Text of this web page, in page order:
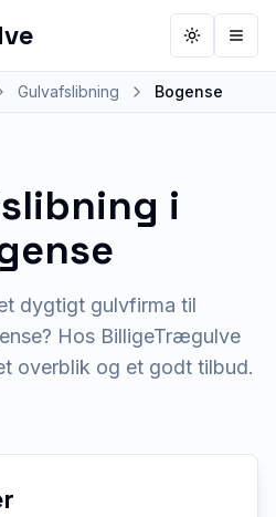
ToggleÅbn
Gulvafslibning Bogense
i
dygtigt gulvfirma til
Hos BilligeTrægulve
overblik og et godt tilbud.